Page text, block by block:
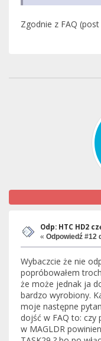
Zgodnie z FAQ
Odp: HTC HD2
« Odpowiedź #12
Wybaczcie że nie
popróbowałem
że może jednak ja
bardzo wyrobiony.
moje następne
dojść w FAQ to: czy
w MAGLDR